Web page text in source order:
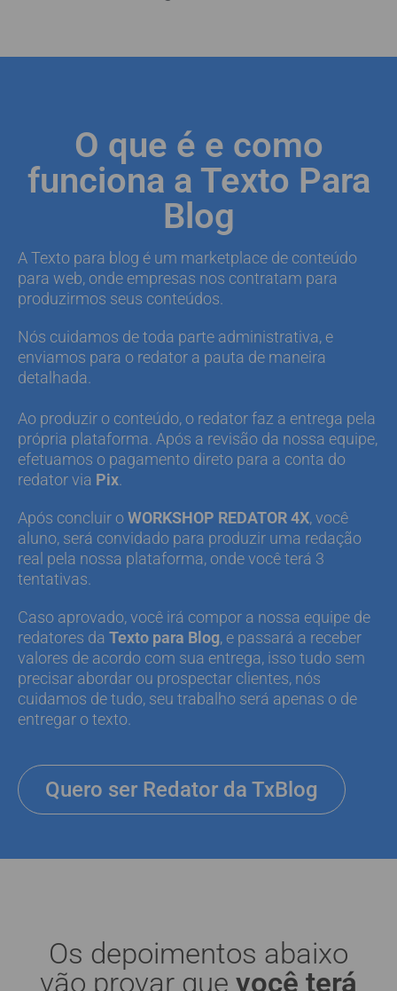
O que é e como
funciona a Texto Para
Blog
A Texto para blog é um marketplace de conteúdo
para web, onde empresas nos contratam para
produzirmos seus conteúdos.
Nós cuidamos de toda parte administrativa, e
enviamos para o redator a pauta de maneira
detalhada.
Ao produzir o conteúdo, o redator faz a entrega pela
própria plataforma. Após a revisão da nossa equipe,
efetuamos o pagamento direto para a conta do
redator via Pix
Após concluir oWORKSHOP REDATOR 4X, você
aluno, será convidado para produzir uma redação
real pela nossa plataforma, onde você terá 3
tentativas.
Caso aprovado, você irá compor a nossa equipe de
redatores da Texto para Blog, e passará a receber
valores de acordo com sua entrega, isso tudo sem
precisar abordar ou prospectar clientes, nós
cuidamos de tudo, seu trabalho será apenas o de
entregar o texto.
Quero ser Redator da TxBlog
Os depoimentos abaixo
vão provar que você terá